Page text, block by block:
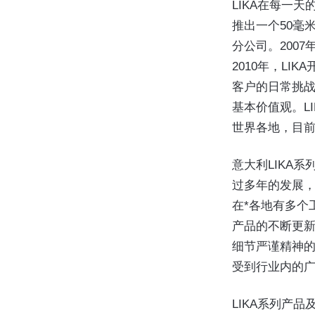
LIKA在每一天
推出一个50毫
分公司。2007
2010年，LIKA
客户的日常挑
基本价值观。
世界各地，目
意大利LIKA系
过多年的发展，
在*各地有多个
产品的不断更
细节严谨精神
受到行业内的
LIKA系列产品